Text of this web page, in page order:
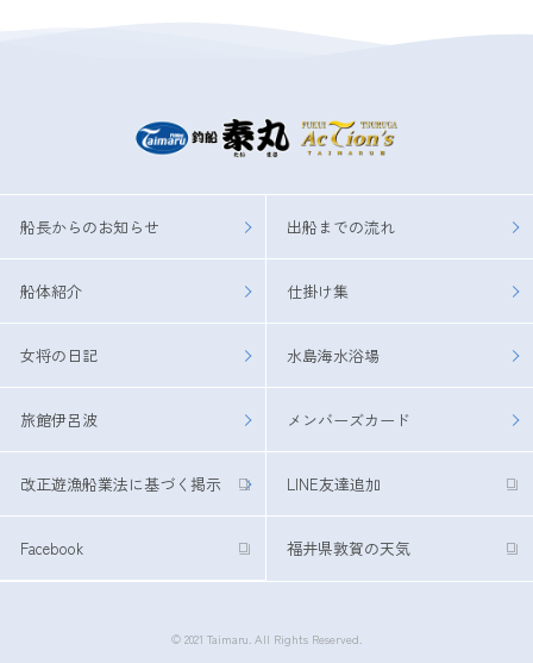
船長からのお知らせ 出船までの流れ
船体紹介 仕掛け集
女将の日記 水島海水浴場
旅館伊呂波 メンバーズカード
改正遊漁船業法に基づく掲示 LINE友達追加
Facebook 福井県敦賀の天気
© 2021 Taimaru. All Rights Reserved.